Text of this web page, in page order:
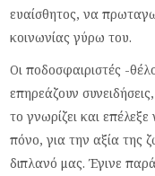
ευαίσθητος, να
κοινωνίας γύρω του.
Οι ποδοσφαιριστές -
επηρεάζουν
το γνωρίζει και
πόνο, για την αξία της
διπλανό μας. Έγινε